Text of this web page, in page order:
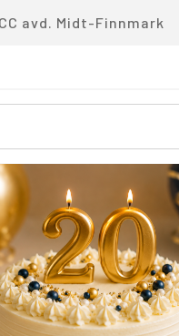
avd. Midt-Finnmark